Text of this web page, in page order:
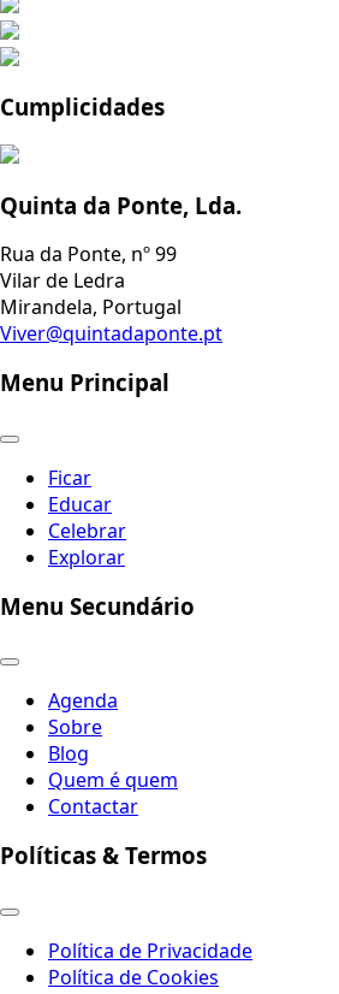
Cumplicidades
Quinta da Ponte, Lda.
Rua da Ponte, nº 99
Vilar de Ledra
Mirandela, Portugal
Viver@quintadaponte.pt
Menu Principal
Ficar
Educar
Celebrar
Explorar
Menu Secundário
Agenda
Sobre
Blog
Quem é quem
Contactar
Políticas & Termos
Política de Privacidade
Política de Cookies